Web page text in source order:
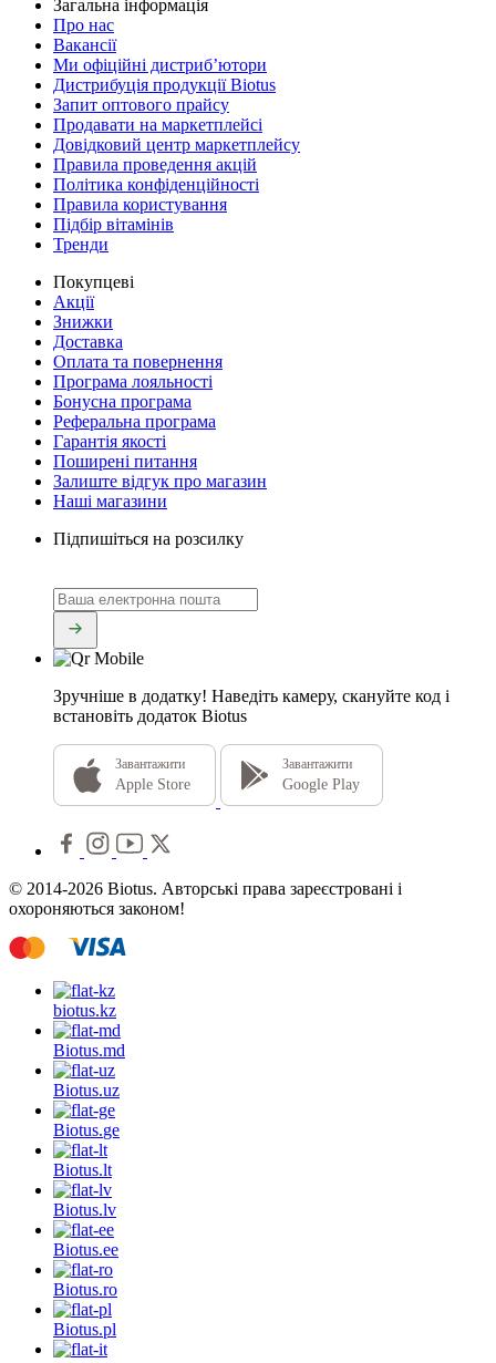
Загальна інформація
Про нас
Вакансії
Ми офіційні дистриб’ютори
Дистрибуція продукції Biotus
Запит оптового прайсу
Продавати на маркетплейсі
Довідковий центр маркетплейсу
Правила проведення акцій
Політика конфіденційності
Правила користування
Підбір вітамінів
Тренди
Покупцеві
Акції
Знижки
Доставка
Оплата та повернення
Програма лояльності
Бонусна програма
Реферальна програма
Гарантія якості
Поширені питання
Залиште відгук про магазин
Наші магазини
Підпишіться на розсилку
Зручніше в додатку! Наведіть камеру, скануйте код і
встановіть додаток Biotus
Завантажити
Apple Store
Завантажити
Google Play
© 2014-2026 Biotus. Авторські права зареєстровані і
охороняються законом!
biotus.kz
Biotus.md
Biotus.uz
Biotus.ge
Biotus.lt
Biotus.lv
Biotus.ee
Biotus.ro
Biotus.pl